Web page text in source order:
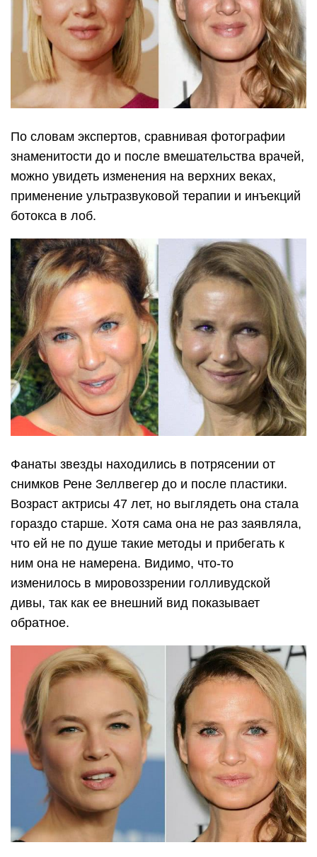
По словам экспертов, сравнивая фотографии
знаменитости до и после вмешательства врачей,
можно увидеть изменения на верхних веках,
применение ультразвуковой терапии и инъекций
ботокса в лоб.
Фанаты звезды находились в потрясении от
снимков Рене Зеллвегер до и после пластики.
Возраст актрисы 47 лет, но выглядеть она стала
гораздо старше. Хотя сама она не раз заявляла,
что ей не по душе такие методы и прибегать к
ним она не намерена. Видимо, что-то
изменилось в мировоззрении голливудской
дивы, так как ее внешний вид показывает
обратное.